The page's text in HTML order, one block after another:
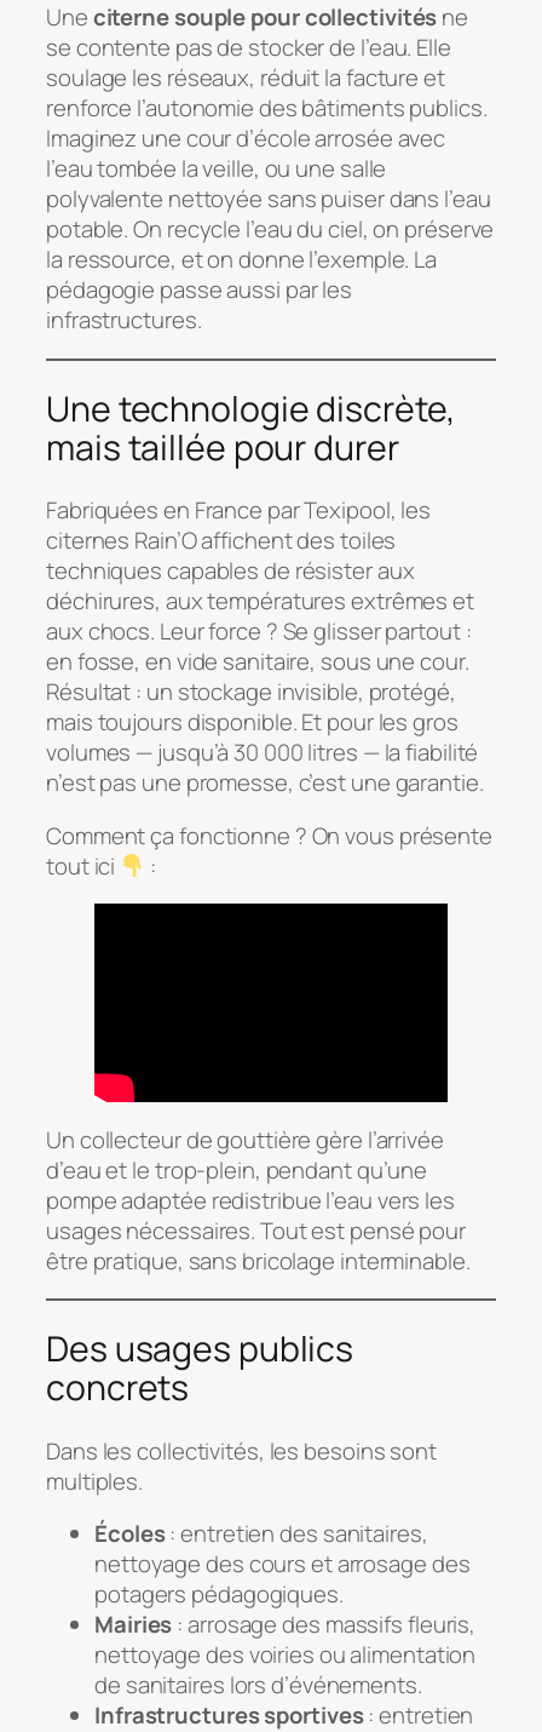
Uneciterne souple pour collectivitésne
se contente pas de stocker de l’eau. Elle
soulage les réseaux, réduit la facture et
renforce l’autonomie des bâtiments publics.
Imaginez une cour d’école arrosée avec
l’eau tombée la veille, ou une salle
polyvalente nettoyée sans puiser dans l’eau
potable. On recycle l’eau du ciel, on préserve
la ressource, et on donne l’exemple. La
pédagogie passe aussi par les
infrastructures.
Une technologie discrète,
mais taillée pour durer
Fabriquées en France par Texipool, les
citernes Rain’O affichent des toiles
techniques capables de résister aux
déchirures, aux températures extrêmes et
aux chocs. Leur force ? Se glisser partout :
en fosse, en vide sanitaire, sous une cour.
Résultat : un stockage invisible, protégé,
mais toujours disponible. Et pour les gros
volumes — jusqu’à 30 000 litres — la fiabilité
n’est pas une promesse, c’est une garantie.
Comment ça fonctionne ? On vous présente
tout ici
:
Un collecteur de gouttière gère l’arrivée
d’eau et le trop-plein, pendant qu’une
pompe adaptée redistribue l’eau vers les
usages nécessaires. Tout est pensé pour
être pratique, sans bricolage interminable.
Des usages publics
concrets
Dans les collectivités, les besoins sont
multiples.
Écoles: entretien des sanitaires,
nettoyage des cours et arrosage des
potagers pédagogiques.
Mairies : arrosage des massifs fleuris,
nettoyage des voiries ou alimentation
de sanitaires lors d’événements.
Infrastructures sportives: entretien